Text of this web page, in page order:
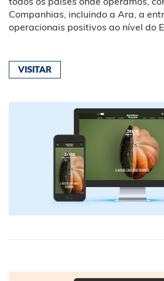
Companhias, incluindo a Ara, a
operacionais positivos ao nível do
VISITAR